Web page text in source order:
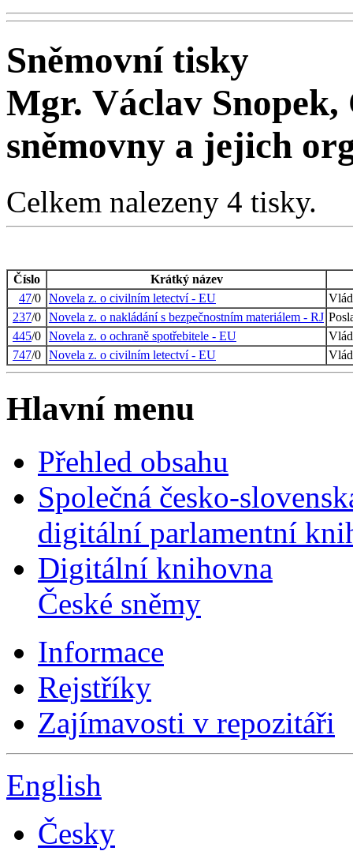
Sněmovní tisky
Mgr. Václav
sněmovny a jejich
Celkem nalezeny 4 tisky.
Číslo
Krátký název
47/0 Novela z. o civilním letectví - EU
237/0 Novela z. o nakládání s bezpečnostním materiálem - RJ
445/0 Novela z. o ochraně spotřebitele - EU
747/0 Novela z. o civilním letectví - EU
Hlavní menu
Přehled obsahu
Společná česko-
digitální parlamentní
Digitální knihovna
České sněmy
Informace
Rejstříky
Zajímavosti v repozitáři
English
Česky